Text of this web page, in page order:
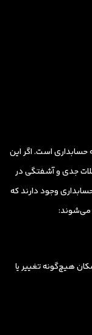
حسابداری است. اگر این
جدی و آشفتگی در
وجود دارند که
می‌شوند:
هیچ‌گونه تغییر یا